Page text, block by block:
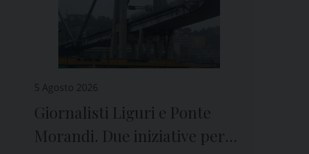
5 Agosto 2026
Giornalisti Liguri e Ponte
Morandi. Due iniziative per